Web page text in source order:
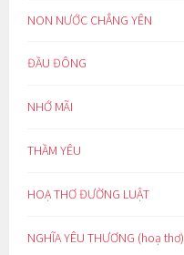
NON NƯỚC CHẲNG YÊN
ĐẦU ĐÔNG
NHỚ MÃI
THẦM YÊU
HOẠ THƠ ĐƯỜNG LUẬT
NGHĨA YÊU THƯƠNG (hoạ thơ)